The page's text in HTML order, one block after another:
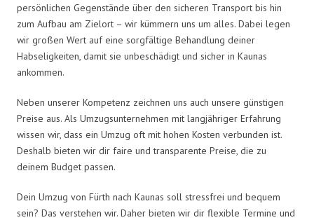
persönlichen Gegenstände über den sicheren Transport bis hin
zum Aufbau am Zielort – wir kümmern uns um alles. Dabei legen
wir großen Wert auf eine sorgfältige Behandlung deiner
Habseligkeiten, damit sie unbeschädigt und sicher in Kaunas
ankommen.
Neben unserer Kompetenz zeichnen uns auch unsere günstigen
Preise aus. Als Umzugsunternehmen mit langjähriger Erfahrung
wissen wir, dass ein Umzug oft mit hohen Kosten verbunden ist.
Deshalb bieten wir dir faire und transparente Preise, die zu
deinem Budget passen.
Dein Umzug von Fürth nach Kaunas soll stressfrei und bequem
sein? Das verstehen wir. Daher bieten wir dir flexible Termine und